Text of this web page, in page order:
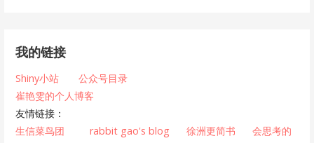
我的链接
Shiny小站
公众号目录
崔艳雯的个人博客
友情链接：
生信菜鸟团
rabbit gao's blog 徐洲更简书
会思考的